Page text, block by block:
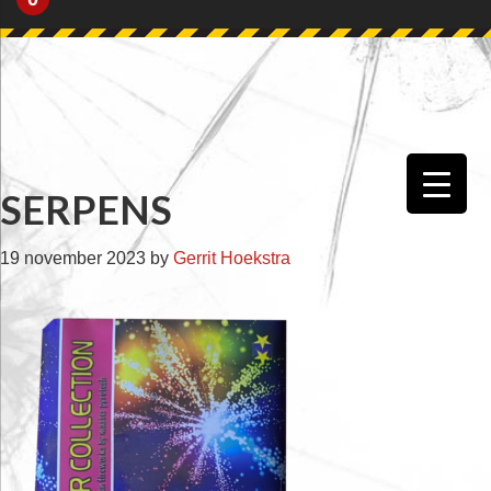
Skip
Skip
Skip
Skip
SERPENS
19 november 2023 by Gerrit Hoekstra